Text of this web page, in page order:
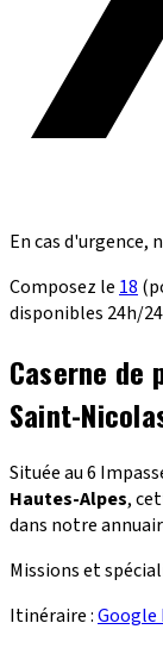
En cas d'urgence,
Composez le 18
disponibles 24h/
Caserne de
Saint-
Située au 6
Hautes-Alpes,
dans notre
Missions et
Itinéraire :Google